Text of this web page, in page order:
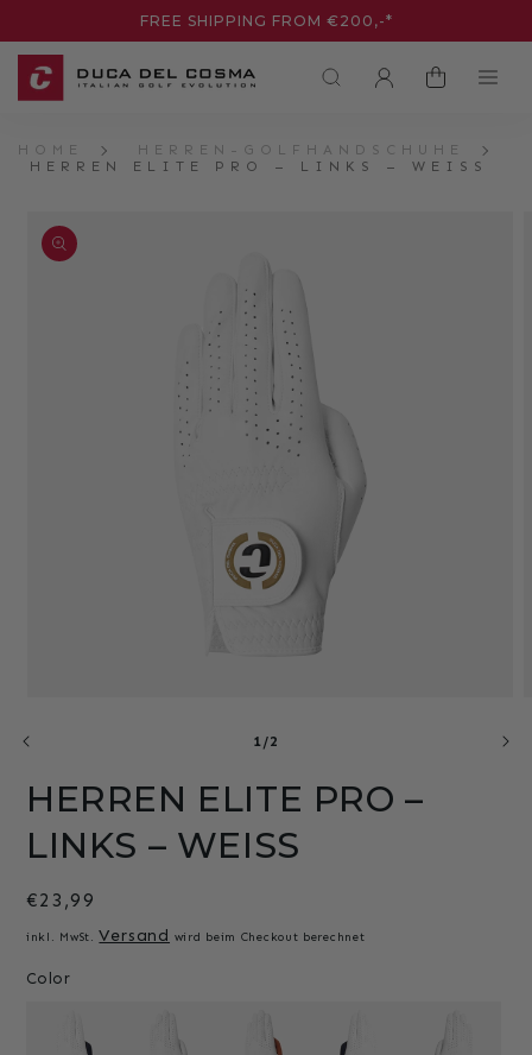
INHALT
FREE SHIPPING FROM €200,-*
EINLOGGEN
WARENKORB
HOME
HERREN-GOLFHANDSCHUHE
HERREN ELITE PRO – LINKS – WEISS
in
1/von
2
HERREN ELITE PRO –
LINKS – WEISS
Normaler
Preis
€23,99
inkl. MwSt. Versand wird beim Checkout berechnet
Color